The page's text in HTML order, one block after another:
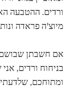
מיוצ'ה פראדה
בניחוח ורדים,
ומתוחכם,